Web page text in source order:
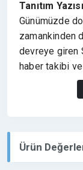
Tanıtım
Günümüzde
zamankinden
devreye giren
haber takibi
okurlarının
kalmaz,
analiz
Ürün